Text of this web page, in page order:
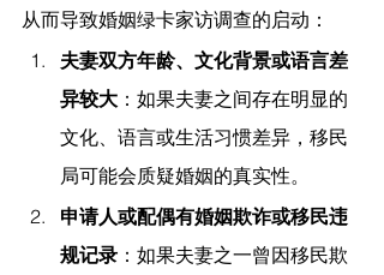
从而导致婚姻绿卡家访调查的启动：
夫妻双方年龄、文化背景或语言差
异较大 ：如果夫妻之间存在明显的
文化、语言或生活习惯差异，移民
局可能会质疑婚姻的真实性。
申请人或配偶有婚姻欺诈或移民违
规记录 ：如果夫妻之一曾因移民欺